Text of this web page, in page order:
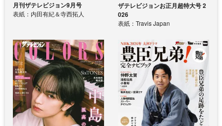
月刊ザテレビジョン9月号
表紙：内田有紀＆寺西拓人
ザテレビジョンお正月超特大号 2
026
表紙：Travis Japan